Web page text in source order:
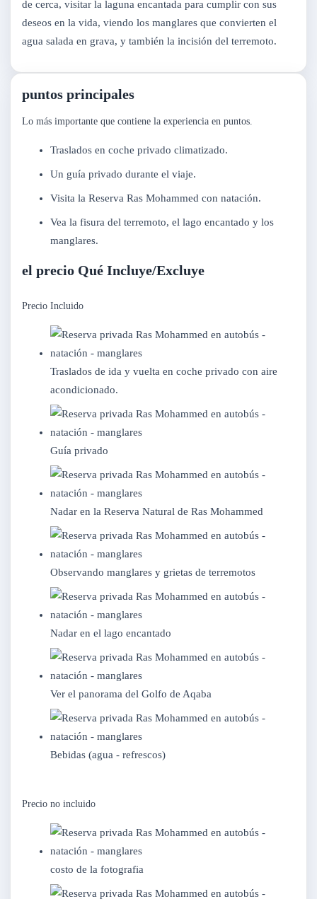
de cerca, visitar la laguna encantada para cumplir con sus
deseos en la vida, viendo los manglares que convierten el
agua salada en grava, y también la incisión del terremoto.
puntos principales
Lo más importante que contiene la experiencia en puntos.
Traslados en coche privado climatizado.
Un guía privado durante el viaje.
Visita la Reserva Ras Mohammed con natación.
Vea la fisura del terremoto, el lago encantado y los
manglares.
el precio Qué Incluye/Excluye
Precio Incluido
Traslados de ida y vuelta en coche privado con aire
acondicionado.
Guía privado
Nadar en la Reserva Natural de Ras Mohammed
Observando manglares y grietas de terremotos
Nadar en el lago encantado
Ver el panorama del Golfo de Aqaba
Bebidas (agua - refrescos)
Precio no incluido
costo de la fotografia